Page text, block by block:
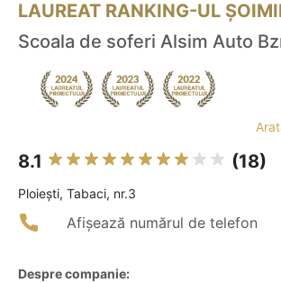
LAUREAT RANKING-UL
Scoala de soferi Alsim Auto
8.1 (18)
Ploieşti, Tabaci, nr.3
Afișează numărul de telefon
Despre companie: